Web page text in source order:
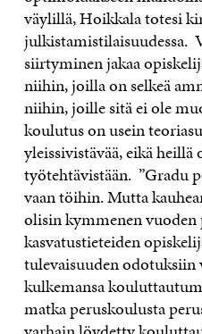
väylillä, Hoikkala totesi
julkistamistilaisuudessa.
siirtyminen jakaa
niihin, joilla on selkeä
niihin, joille sitä ei ole
koulutus on usein
yleissivistävää, eikä heillä
työtehtävistään. ”Gradu
vaan töihin. Mutta
olisin kymmenen vuoden
kasvatustieteiden
tulevaisuuden odotuksiin
kulkemansa
matka peruskoulusta